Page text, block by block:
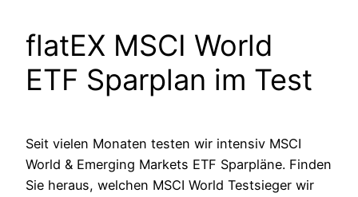
flatEX MSCI World
ETF Sparplan im Test
Seit vielen Monaten testen wir intensiv MSCI
World & Emerging Markets ETF Sparpläne. Finden
Sie heraus, welchen MSCI World Testsieger wir